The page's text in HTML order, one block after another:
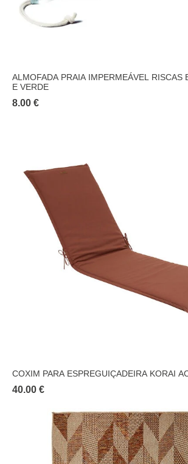
ALMOFADA PRAIA IMPERMEÁVEL RISCAS
E VERDE
8.00 €
COXIM PARA ESPREGUIÇADEIRA KORAI
40.00 €